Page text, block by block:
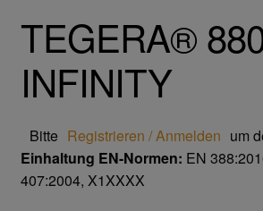
Trikot- Jersey- Strick- &
Abeba Berufsschuhe
TEGERA®
INFINITY
Bitte Registrieren / Anmelden um
Einhaltung EN-Normen: EN
407:2004, X1XXXX